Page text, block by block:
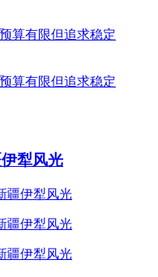
犁风光